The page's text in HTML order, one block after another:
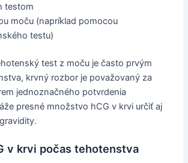
testom
moču (napríklad pomocou
testu)
test z moču je často prvým
krvný rozbor je považovaný za
jednoznačného potvrdenia
presné množstvo hCG v krvi určiť aj
v krvi počas tehotenstva